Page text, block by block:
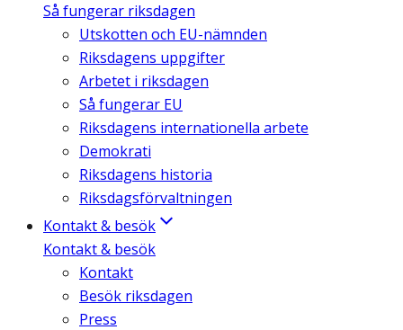
Så fungerar riksdagen
Utskotten och EU-nämnden
Riksdagens uppgifter
Arbetet i riksdagen
Så fungerar EU
Riksdagens internationella arbete
Demokrati
Riksdagens historia
Riksdagsförvaltningen
Kontakt & besök
Kontakt & besök
Kontakt
Besök riksdagen
Press